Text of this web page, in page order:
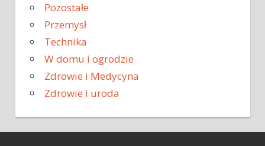
Pozostałe
Przemysł
Technika
W domu i ogrodzie
Zdrowie i Medycyna
Zdrowie i uroda